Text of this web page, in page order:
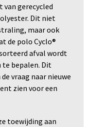
van gerecycled
Dit niet
maar ook
de polo Cyclo®
afval wordt
te bepalen. Dit
vraag naar nieuwe
zien voor een
toewijding aan